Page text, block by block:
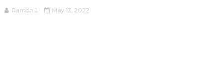
Ramón J. May 13, 2022